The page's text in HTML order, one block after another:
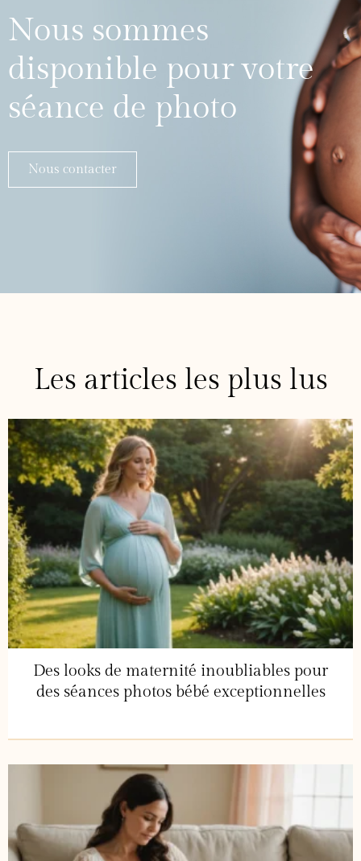
Nous sommes
disponible pour votre
séance de photo
Nous contacter
Les articles les plus lus
Des looks de maternité inoubliables pour
des séances photos bébé exceptionnelles